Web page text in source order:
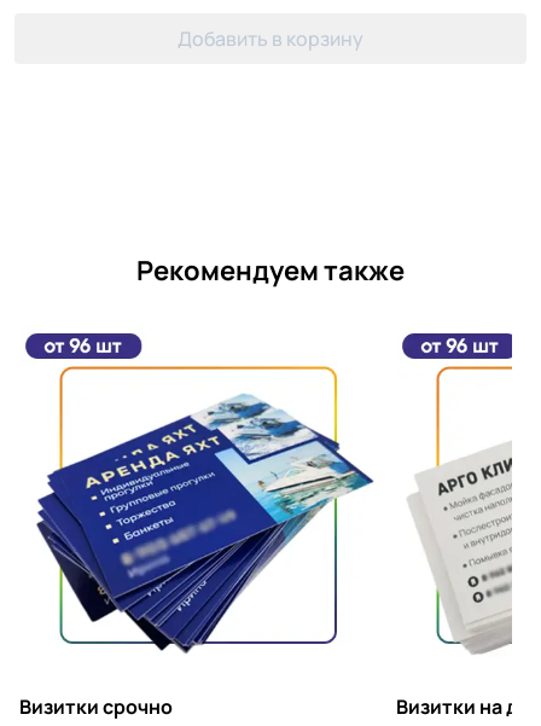
Добавить в корзину
Рекомендуем также
Визитки срочно Визитки на